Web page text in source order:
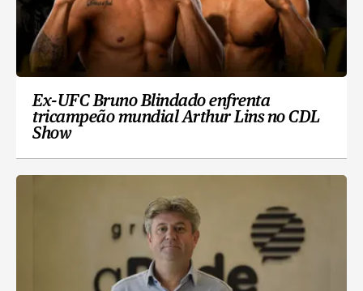
Ex-UFC Bruno Blindado enfrenta
tricampeão mundial Arthur Lins no CDL
Show